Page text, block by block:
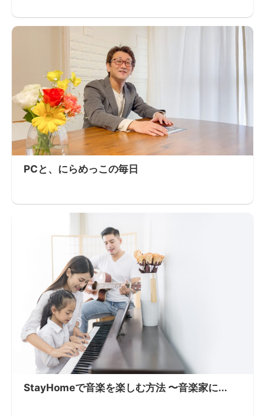
PCと、にらめっこの毎日
StayHomeで音楽を楽しむ方法 〜音楽家に...